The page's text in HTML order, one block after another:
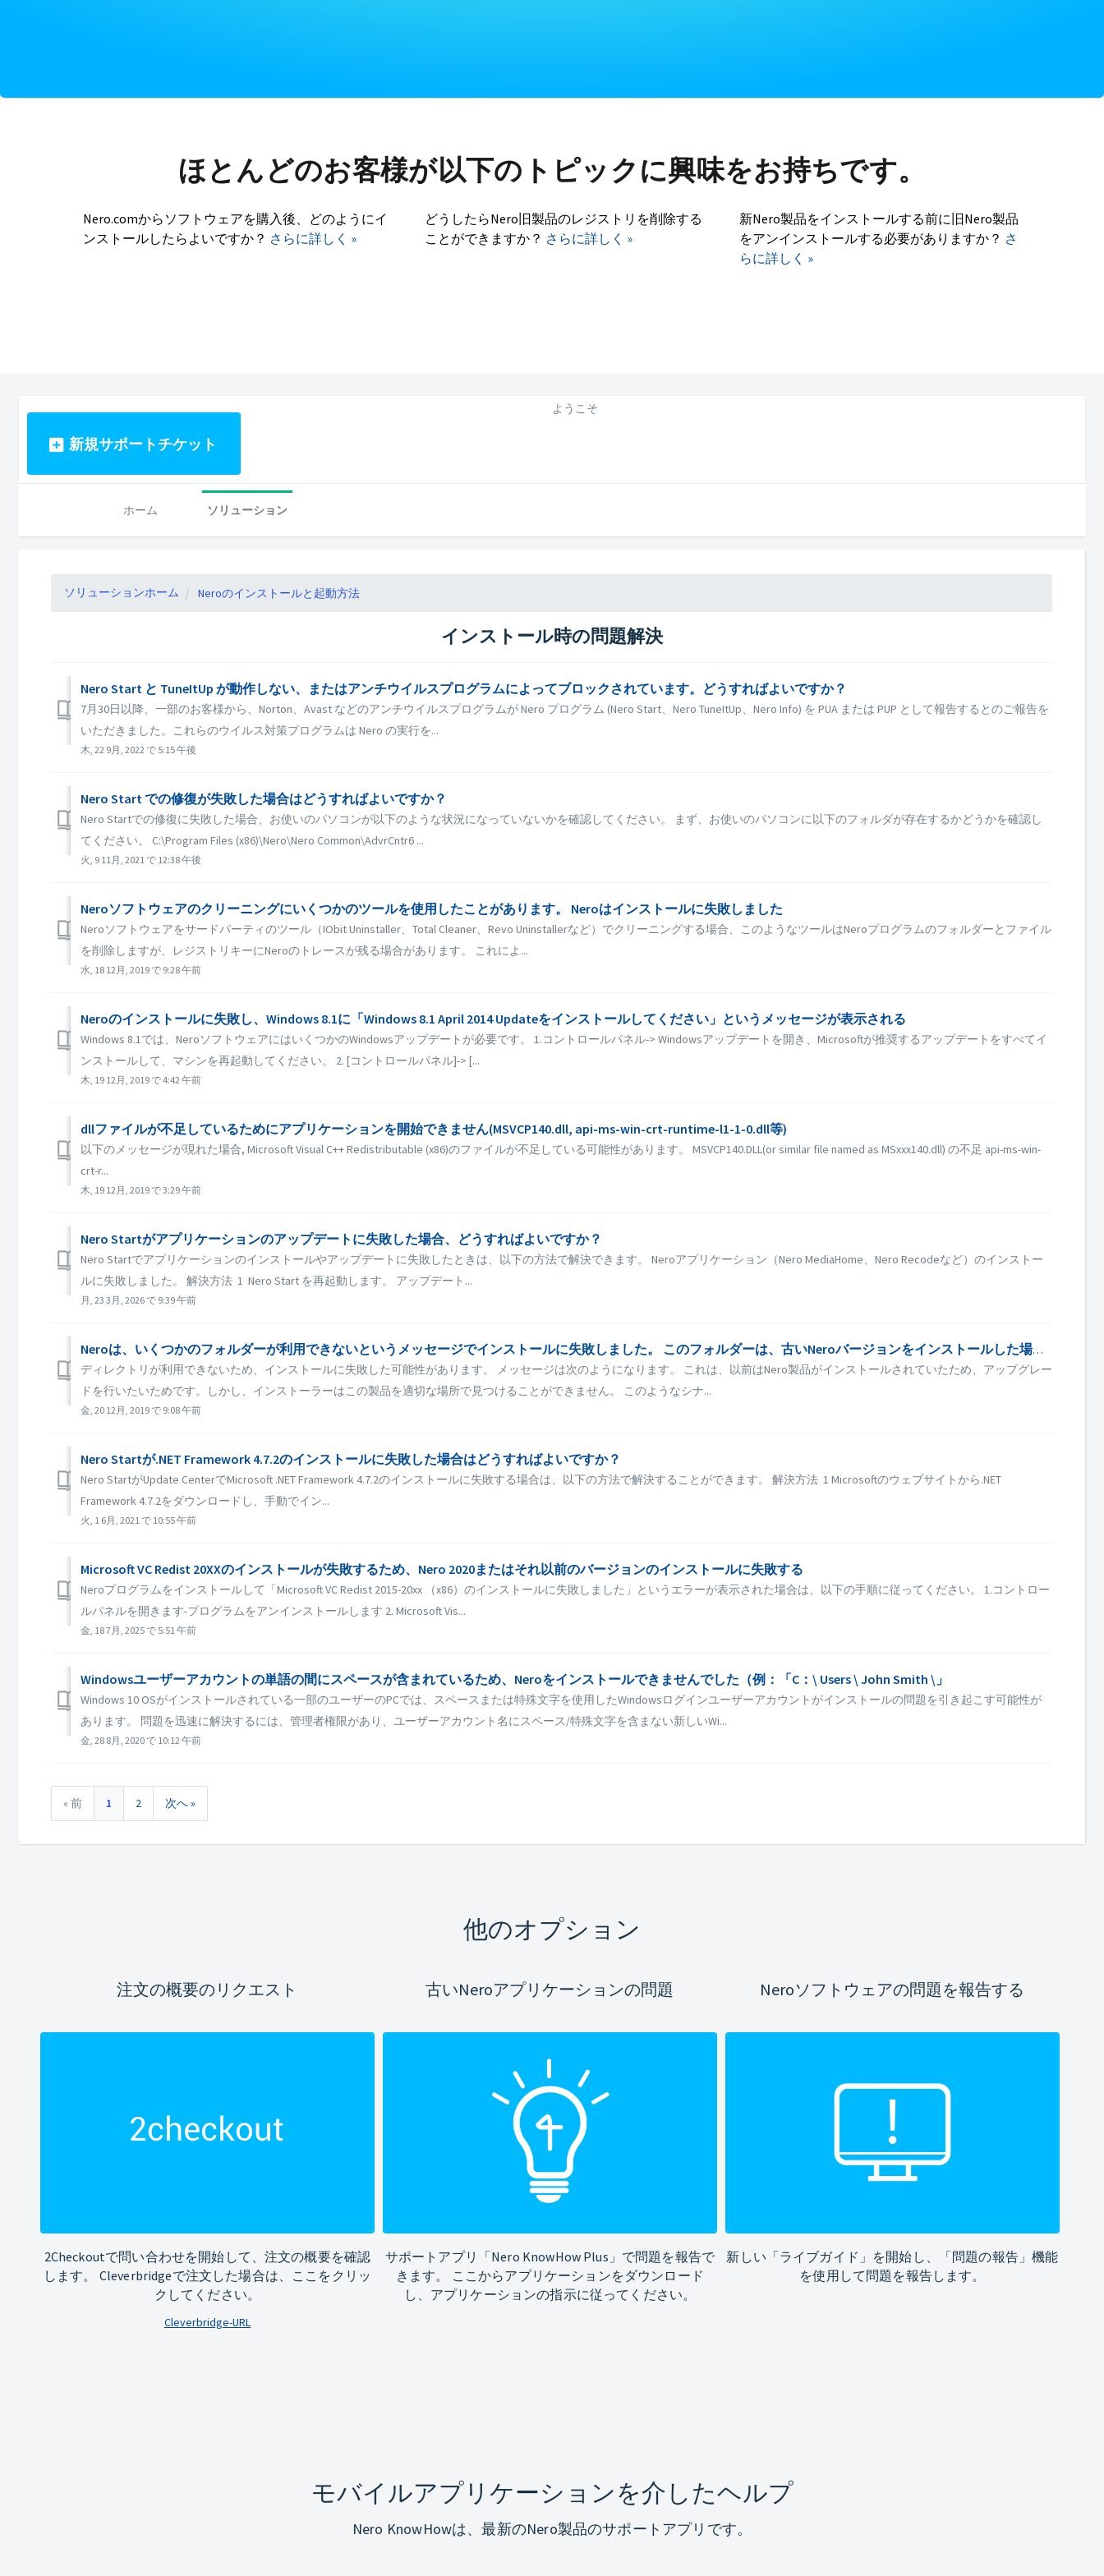
ほとんどのお客様が以下のトピックに興味をお持ちです。
Nero.comからソフトウェアを購入後、どのようにイ
ンストールしたらよいですか？ さらに詳しく »
どうしたらNero旧製品のレジストリを削除する
ことができますか？ さらに詳しく »
新Nero製品をインストールする前に旧Nero製品
をアンインストールする必要がありますか？ さ
らに詳しく »
新規サポートチケット
ようこそ
ホーム ソリューション
ソリューションホーム Neroのインストールと起動方法
インストール時の問題解決
Nero Start と TuneItUp が動作しない、またはアンチウイルスプログラムによってブロックされています。どうすればよいですか？
7月30日以降、一部のお客様から、Norton、Avast などのアンチウイルスプログラムが Nero プログラム (Nero Start、Nero TuneItUp、Nero Info) を PUA または PUP として報告するとのご報告を
いただきました。これらのウイルス対策プログラムは Nero の実行を...
木, 22 9月, 2022 で 5:15 午後
Nero Start での修復が失敗した場合はどうすればよいですか？
Nero Startでの修復に失敗した場合、お使いのパソコンが以下のような状況になっていないかを確認してください。 まず、お使いのパソコンに以下のフォルダが存在するかどうかを確認し
てください。 C:\Program Files (x86)\Nero\Nero Common\AdvrCntr6 ...
火, 9 11月, 2021 で 12:38 午後
Neroソフトウェアのクリーニングにいくつかのツールを使用したことがあります。 Neroはインストールに失敗しました
Neroソフトウェアをサードパーティのツール（IObit Uninstaller、Total Cleaner、Revo Uninstallerなど）でクリーニングする場合、このようなツールはNeroプログラムのフォルダーとファイル
を削除しますが、レジストリキーにNeroのトレースが残る場合があります。 これによ...
水, 18 12月, 2019 で 9:28 午前
Neroのインストールに失敗し、Windows 8.1に「Windows 8.1 April 2014 Updateをインストールしてください」というメッセージが表示される
Windows 8.1では、NeroソフトウェアにはいくつかのWindowsアップデートが必要です。 1.コントロールパネル-> Windowsアップデートを開き、Microsoftが推奨するアップデートをすべてイ
ンストールして、マシンを再起動してください。 2. [コントロールパネル]-> [...
木, 19 12月, 2019 で 4:42 午前
dllファイルが不足しているためにアプリケーションを開始できません(MSVCP140.dll, api-ms-win-crt-runtime-l1-1-0.dll等)
以下のメッセージが現れた場合, Microsoft Visual C++ Redistributable (x86)のファイルが不足している可能性があります。 MSVCP140.DLL(or similar file named as MSxxx140.dll) の不足 api-ms-win-
crt-r...
木, 19 12月, 2019 で 3:29 午前
Nero Startがアプリケーションのアップデートに失敗した場合、どうすればよいですか？
Nero Startでアプリケーションのインストールやアップデートに失敗したときは、以下の方法で解決できます。 Neroアプリケーション（Nero MediaHome、Nero Recodeなど）のインストー
ルに失敗しました。 解決方法 1 Nero Start を再起動します。 アップデート...
月, 23 3月, 2026 で 9:39 午前
Neroは、いくつかのフォルダーが利用できないというメッセージでインストールに失敗しました。 このフォルダーは、古いNeroバージョンをインストールした場所です。
ディレクトリが利用できないため、インストールに失敗した可能性があります。 メッセージは次のようになります。 これは、以前はNero製品がインストールされていたため、アップグレー
ドを行いたいためです。しかし、インストーラーはこの製品を適切な場所で見つけることができません。 このようなシナ...
金, 20 12月, 2019 で 9:08 午前
Nero Startが.NET Framework 4.7.2のインストールに失敗した場合はどうすればよいですか？
Nero StartがUpdate CenterでMicrosoft .NET Framework 4.7.2のインストールに失敗する場合は、以下の方法で解決することができます。 解決方法 1 Microsoftのウェブサイトから.NET
Framework 4.7.2をダウンロードし、手動でイン...
火, 1 6月, 2021 で 10:55 午前
Microsoft VC Redist 20XXのインストールが失敗するため、Nero 2020またはそれ以前のバージョンのインストールに失敗する
Neroプログラムをインストールして「Microsoft VC Redist 2015-20xx （x86）のインストールに失敗しました」というエラーが表示された場合は、以下の手順に従ってください。 1.コントロー
ルパネルを開きます-プログラムをアンインストールします 2. Microsoft Vis...
金, 18 7月, 2025 で 5:51 午前
Windowsユーザーアカウントの単語の間にスペースが含まれているため、Neroをインストールできませんでした（例：「C：\ Users \ John Smith \」
Windows 10 OSがインストールされている一部のユーザーのPCでは、スペースまたは特殊文字を使用したWindowsログインユーザーアカウントがインストールの問題を引き起こす可能性が
あります。 問題を迅速に解決するには、管理者権限があり、ユーザーアカウント名にスペース/特殊文字を含まない新しいWi...
金, 28 8月, 2020 で 10:12 午前
« 前 1 2 次へ »
他のオプション
注文の概要のリクエスト
2Checkoutで問い合わせを開始して、注文の概要を確認
します。 Cleverbridgeで注文した場合は、ここをクリッ
クしてください。
Cleverbridge-URL
古いNeroアプリケーションの問題
サポートアプリ「Nero KnowHow Plus」で問題を報告で
きます。 ここからアプリケーションをダウンロード
し、アプリケーションの指示に従ってください。
Neroソフトウェアの問題を報告する
新しい「ライブガイド」を開始し、「問題の報告」機能
を使用して問題を報告します。
モバイルアプリケーションを介したヘルプ
Nero KnowHowは、最新のNero製品のサポートアプリです。